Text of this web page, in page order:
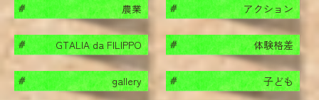
# 農業 # アクション
# GTALIA da FILIPPO # 体験格差
# gallery # 子ども